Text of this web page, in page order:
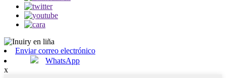
Enviar correo electrónico
WhatsApp
x